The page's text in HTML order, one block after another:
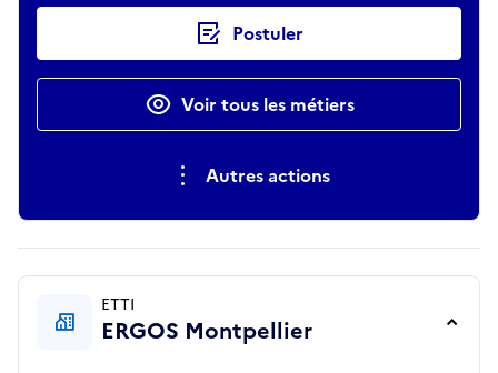
Actions rapides Postuler
Voir tous les métiers
Autres actions
ETTI
ERGOS Montpellier